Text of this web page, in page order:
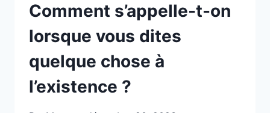
Comment s’appelle-t-on
lorsque vous dites
quelque chose à
l’existence ?